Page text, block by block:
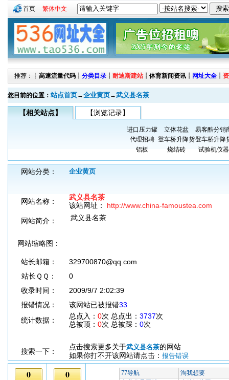
首页 繁体中文
推荐：┊ 高速流量代码 ┊ 分类目录 ┊ 耐迪斯建站 ┊ 体育新闻资讯 ┊ 网址大全 ┊
您目前的位置： 站点首页→企业黄页→武义县名茶
【相关站点】 【浏览记录】
进口压力罐 立体花盆
易客酷分销
代理招聘 登车桥升降货登车桥升降
铝板
烧结砖 试验机仪
网站分类： 企业黄页
网站名称：
武义县名茶
该站网址： http://www.china-famoustea.com
网站简介：
武义县名茶
网站缩略图：
站长邮箱：
329700870@qq.com
站长ＱＱ：
0
收录时间：
2009/9/7 2:02:39
报错情况：
该网站已被报错33
统计数据：
总点入： 0次 总点出： 3737次
总被顶： 0次 总被踩： 0次
搜索一下：
点击搜索更多关于武义县名茶的网站
如果你打不开该网站请点击： 报告错误